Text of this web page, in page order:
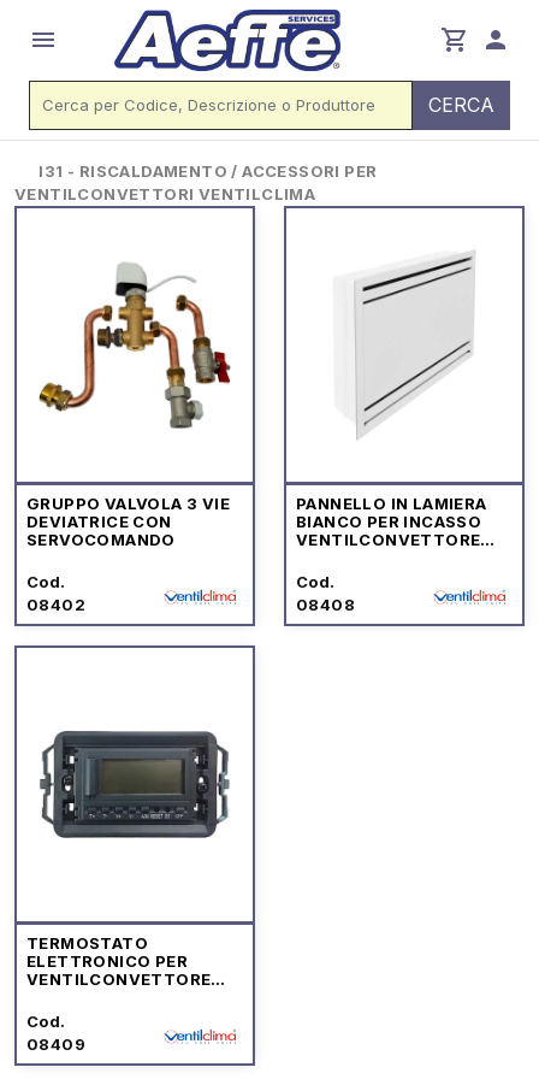
menu shopping_cart person
CERCA
I31 - RISCALDAMENTO / ACCESSORI PER
VENTILCONVETTORI VENTILCLIMA
GRUPPO VALVOLA 3 VIE
DEVIATRICE CON
SERVOCOMANDO
Cod.
08402
PANNELLO IN LAMIERA
BIANCO PER INCASSO
VENTILCONVETTORE
Cod.
08408
TERMOSTATO
ELETTRONICO PER
VENTILCONVETTORE
Cod.
08409